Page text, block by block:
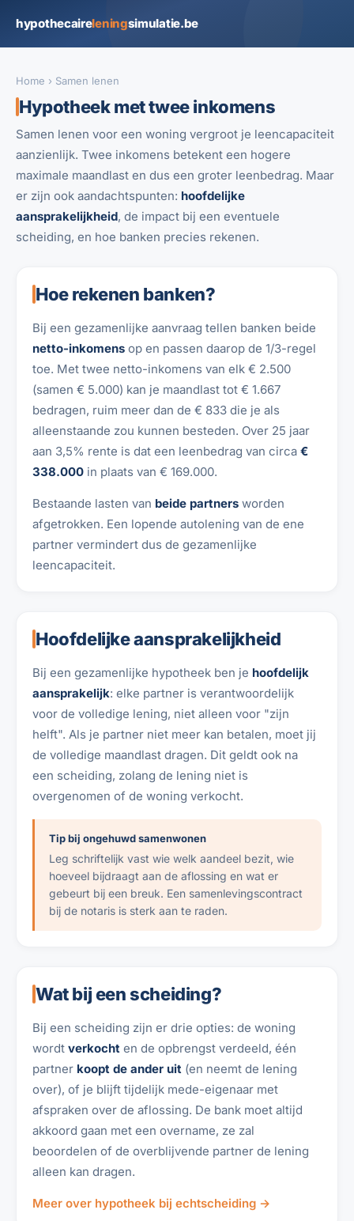
hypothecaireleningsimulatie.be
Home › Samen lenen
Hypotheek met twee inkomens
Samen lenen voor een woning vergroot je leencapaciteit
aanzienlijk. Twee inkomens betekent een hogere
maximale maandlast en dus een groter leenbedrag. Maar
er zijn ook aandachtspunten: hoofdelijke
aansprakelijkheid, de impact bij een eventuele
scheiding, en hoe banken precies rekenen.
Hoe rekenen banken?
Bij een gezamenlijke aanvraag tellen banken beide
netto-inkomens op en passen daarop de 1/3-regel
toe. Met twee netto-inkomens van elk € 2.500
(samen € 5.000) kan je maandlast tot € 1.667
bedragen, ruim meer dan de € 833 die je als
alleenstaande zou kunnen besteden. Over 25 jaar
aan 3,5% rente is dat een leenbedrag van circa €
338.000 in plaats van € 169.000.
Bestaande lasten van beide partners worden
afgetrokken. Een lopende autolening van de ene
partner vermindert dus de gezamenlijke
leencapaciteit.
Hoofdelijke aansprakelijkheid
Bij een gezamenlijke hypotheek ben je hoofdelijk
aansprakelijk: elke partner is verantwoordelijk
voor de volledige lening, niet alleen voor "zijn
helft". Als je partner niet meer kan betalen, moet jij
de volledige maandlast dragen. Dit geldt ook na
een scheiding, zolang de lening niet is
overgenomen of de woning verkocht.
Tip bij ongehuwd samenwonen
Leg schriftelijk vast wie welk aandeel bezit, wie
hoeveel bijdraagt aan de aflossing en wat er
gebeurt bij een breuk. Een samenlevingscontract
bij de notaris is sterk aan te raden.
Wat bij een scheiding?
Bij een scheiding zijn er drie opties: de woning
wordt verkocht en de opbrengst verdeeld, één
partner koopt de ander uit (en neemt de lening
over), of je blijft tijdelijk mede-eigenaar met
afspraken over de aflossing. De bank moet altijd
akkoord gaan met een overname, ze zal
beoordelen of de overblijvende partner de lening
alleen kan dragen.
Meer over hypotheek bij echtscheiding →